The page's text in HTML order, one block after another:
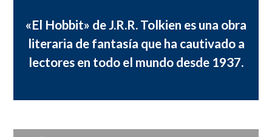
«El Hobbit» de J.R.R. Tolkien es una obra
literaria de fantasía que ha cautivado a
lectores en todo el mundo desde 1937.